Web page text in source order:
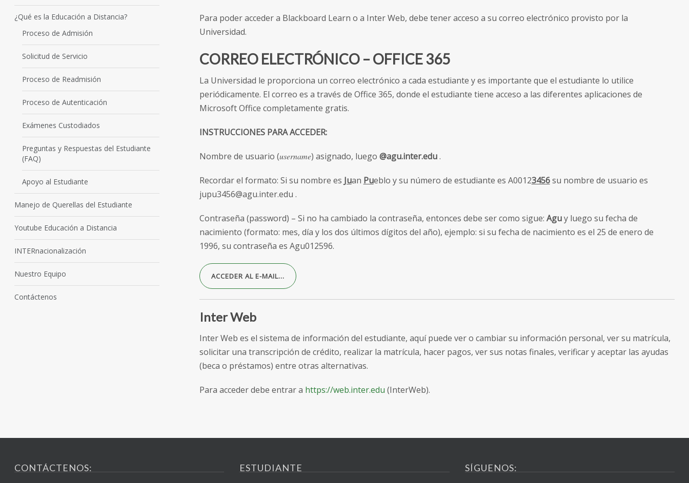
Para poder acceder a Blackboard Learn o a Inter Web, debe tener acceso a su correo electrónico provisto por la
Universidad.
CORREO ELECTRÓNICO – OFFICE 365
La Universidad le proporciona un correo electrónico a cada estudiante y es importante que el estudiante lo utilice
periódicamente. El correo es a través de Office 365, donde el estudiante tiene acceso a las diferentes aplicaciones de
Microsoft Office completamente gratis.
INSTRUCCIONES PARA ACCEDER:
Nombre de usuario (username) asignado, luego @agu.inter.edu.
Recordar el formato: Si su nombre es Juan Pueblo y su número de estudiante es A00123456su nombre de usuario es
jupu3456@agu.inter.edu .
Contraseña (password) – Si no ha cambiado la contraseña, entonces debe ser como sigue: Aguy luego su fecha de
nacimiento (formato: mes, día y los dos últimos dígitos del año), ejemplo: si su fecha de nacimiento es el 25 de enero de
1996, su contraseña es Agu012596.
ACCEDER AL E-MAIL…
Inter Web
Inter Web es el sistema de información del estudiante, aquí puede ver o cambiar su información personal, ver su matrícula,
solicitar una transcripción de crédito, realizar la matrícula, hacer pagos, ver sus notas finales, verificar y aceptar las ayudas
(beca o préstamos) entre otras alternativas.
Para acceder debe entrar a https://web.inter.edu (InterWeb).
¿Qué es la Educación a Distancia?
Proceso de Admisión
Solicitud de Servicio
Proceso de Readmisión
Proceso de Autenticación
Exámenes Custodiados
Preguntas y Respuestas del Estudiante
(FAQ)
Apoyo al Estudiante
Manejo de Querellas del Estudiante
Youtube Educación a Distancia
INTERnacionalización
Nuestro Equipo
Contáctenos
CONTÁCTENOS:
ESTUDIANTE
SÍGUENOS: